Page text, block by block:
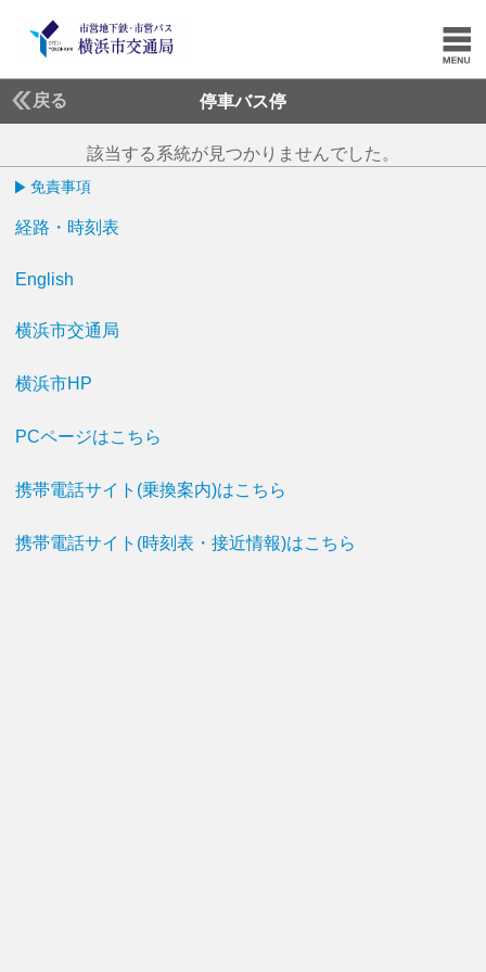
戻る 停車バス停
該当する系統が見つかりませんでした。
免責事項
経路・時刻表
English
横浜市交通局
横浜市HP
PCページはこちら
携帯電話サイト(乗換案内)はこちら
携帯電話サイト(時刻表・接近情報)はこちら